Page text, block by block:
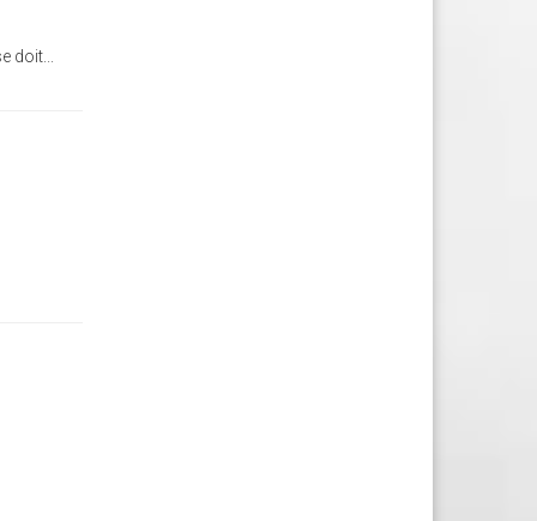
doit...